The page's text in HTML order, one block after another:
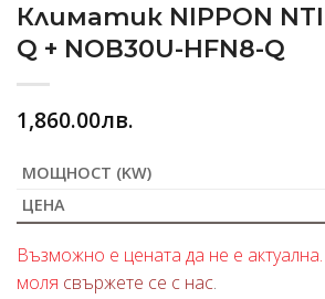
Климатик NIPPON
Q + NOB30U-HFN8-Q
1,860.00лв.
Възможно е цената да не е
моля свържете се с нас.